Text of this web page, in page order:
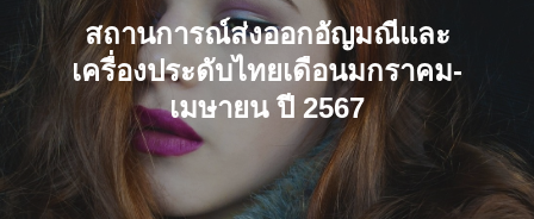
สถานการณ์ส่งออกอัญมณีและ
เครื่องประดับไทยเดือนมกราคม-
เมษายน ปี 2567